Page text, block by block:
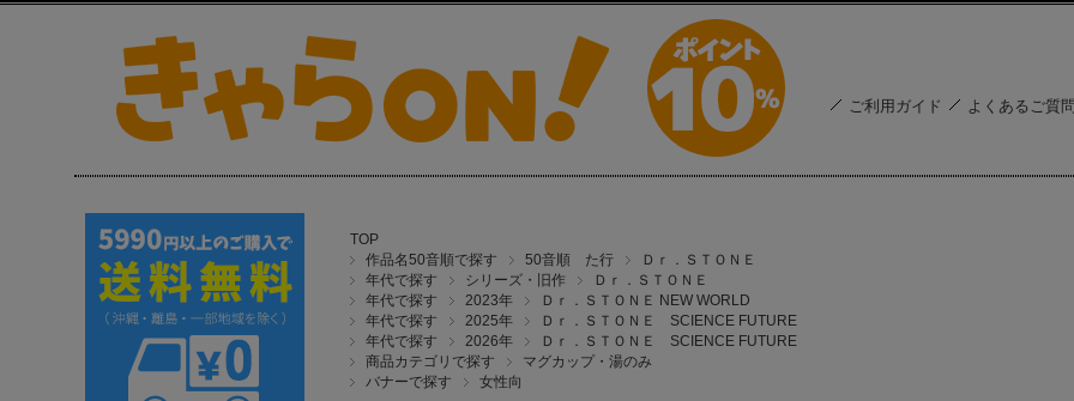
ご利用ガイド よくあるご質
TOP
作品名50音順で探す
50音順 た行
Ｄｒ．ＳＴＯＮＥ
年代で探す
シリーズ・旧作
Ｄｒ．ＳＴＯＮＥ
年代で探す
2023年
Ｄｒ．ＳＴＯＮＥ NEW WORLD
年代で探す
2025年
Ｄｒ．ＳＴＯＮＥ SCIENCE FUTURE
年代で探す
2026年
Ｄｒ．ＳＴＯＮＥ SCIENCE FUTURE
商品カテゴリで探す
マグカップ・湯のみ
バナーで探す
女性向